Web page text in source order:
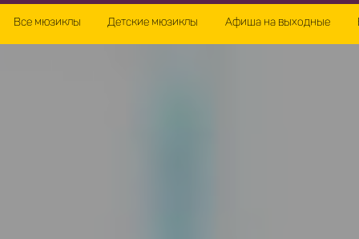
Все мюзиклы Детские мюзиклы Афиша на выходные